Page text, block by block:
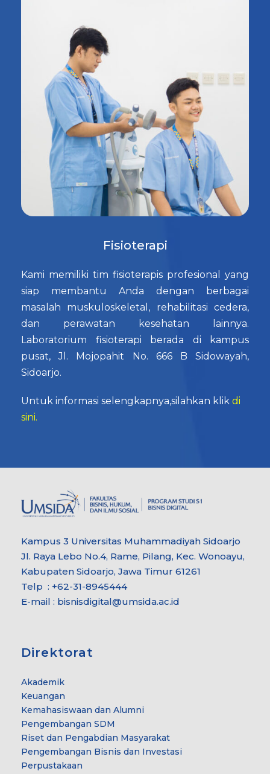
Fisioterapi
Kami memiliki tim fisioterapis profesional yang
siap membantu Anda dengan berbagai
masalah muskuloskeletal, rehabilitasi cedera,
dan perawatan kesehatan lainnya.
Laboratorium fisioterapi berada di kampus
pusat, Jl. Mojopahit No. 666 B Sidowayah,
Sidoarjo.
Untuk informasi selengkapnya,silahkan klik di
sini.
Kampus 3 Universitas Muhammadiyah Sidoarjo
Jl. Raya Lebo No.4, Rame, Pilang, Kec. Wonoayu,
Kabupaten Sidoarjo, Jawa Timur 61261
Telp : +62-31-8945444
E-mail : bisnisdigital@umsida.ac.id
Direktorat
Akademik
Keuangan
Kemahasiswaan dan Alumni
Pengembangan SDM
Riset dan Pengabdian Masyarakat
Pengembangan Bisnis dan Investasi
Perpustakaan